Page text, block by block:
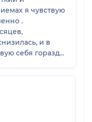
я чувствую
.
и в
себя гораздо
и я